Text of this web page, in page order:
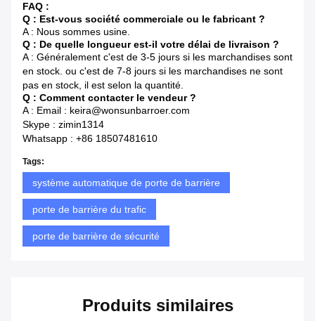
FAQ :
Q : Est-vous société commerciale ou le fabricant ?
A : Nous sommes usine.
Q : De quelle longueur est-il votre délai de livraison ?
A : Généralement c'est de 3-5 jours si les marchandises sont
en stock. ou c'est de 7-8 jours si les marchandises ne sont
pas en stock, il est selon la quantité.
Q : Comment contacter le vendeur ?
A : Email : keira@wonsunbarroer.com
Skype : zimin1314
Whatsapp : +86 18507481610
Tags:
système automatique de porte de barrière
porte de barrière du trafic
porte de barrière de sécurité
Produits similaires